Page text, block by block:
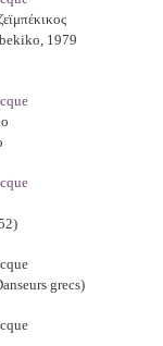
1979
grecs)